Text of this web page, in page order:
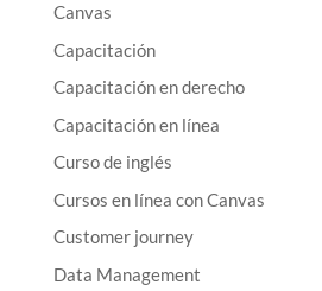
Canvas
Capacitación
Capacitación en derecho
Capacitación en línea
Curso de inglés
Cursos en línea con Canvas
Customer journey
Data Management